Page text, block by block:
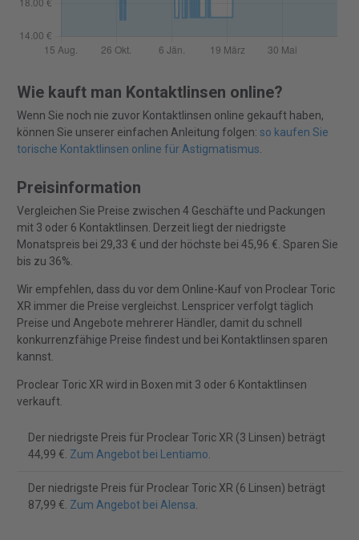
Wie kauft man Kontaktlinsen online?
Wenn Sie noch nie zuvor Kontaktlinsen online gekauft haben,
können Sie unserer einfachen Anleitung folgen: so kaufen Sie
torische Kontaktlinsen online für Astigmatismus.
Preisinformation
Vergleichen Sie Preise zwischen 4 Geschäfte und Packungen
mit 3 oder 6 Kontaktlinsen. Derzeit liegt der niedrigste
Monatspreis bei 29,33 € und der höchste bei 45,96 €. Sparen Sie
bis zu 36%.
Wir empfehlen, dass du vor dem Online-Kauf von Proclear Toric
XR immer die Preise vergleichst. Lenspricer verfolgt täglich
Preise und Angebote mehrerer Händler, damit du schnell
konkurrenzfähige Preise findest und bei Kontaktlinsen sparen
kannst.
Proclear Toric XR wird in Boxen mit 3 oder 6 Kontaktlinsen
verkauft.
Der niedrigste Preis für Proclear Toric XR (3 Linsen) beträgt
44,99 €. Zum Angebot bei Lentiamo.
Der niedrigste Preis für Proclear Toric XR (6 Linsen) beträgt
87,99 €. Zum Angebot bei Alensa.